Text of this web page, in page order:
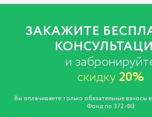
ЗАКАЖИТЕ
и
скидку 20%
Вы оплачиваете только обязательные взносы
Фонд по 372-ФЗ